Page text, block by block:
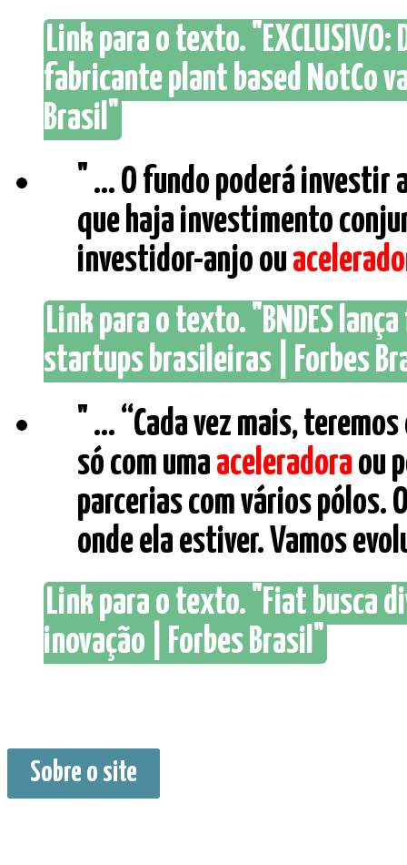
Link para o texto.
fabricante plant based NotCo
Brasil"
" ... O fundo poderá investir
que haja investimento
investidor-anjo ou
Link para o texto. "BNDES
startups brasileiras | Forbes
" ... “Cada vez mais,
só com umaaceleradoraou
parcerias com vários pólos.
onde ela estiver. Vamos
Link para o texto. "Fiat busca
inovação | Forbes Brasil"
Sobre o site